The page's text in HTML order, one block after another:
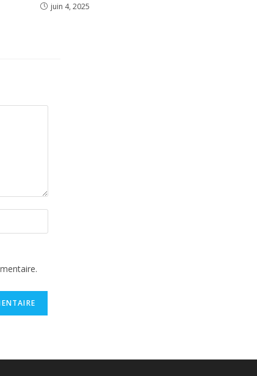
juin 4, 2025